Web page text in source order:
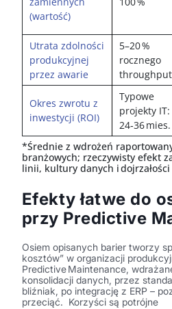
(wartość)
Utrata zdolności
produkcyjnej
przez awarie
5–20 %
rocznego
Okres zwrotu z
inwestycji (ROI)
Typowe
projekty IT:
24‑36 mies.
*Średnie z wdrożeń
branżowych; rzeczywisty efekt
linii, kultury danych idojrzałości
Efekty łatwe do
przy Predictive
Osiem opisanych barier tworzy
kosztów” w organizacji
Predictive Maintenance,
konsolidacji danych, przez
bliźniak, po integrację z ERP –
przeciąć. Korzyści są potrójne